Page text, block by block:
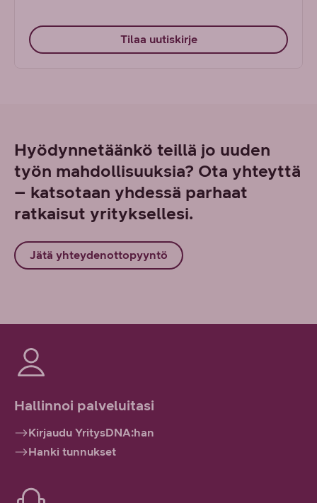
Tilaa uutiskirje
Hyödynnetäänkö teillä jo uuden
työn mahdollisuuksia? Ota yhteyttä
– katsotaan yhdessä parhaat
ratkaisut yrityksellesi.
Jätä yhteydenottopyyntö
Hallinnoi palveluitasi
Kirjaudu YritysDNA:han
Hanki tunnukset